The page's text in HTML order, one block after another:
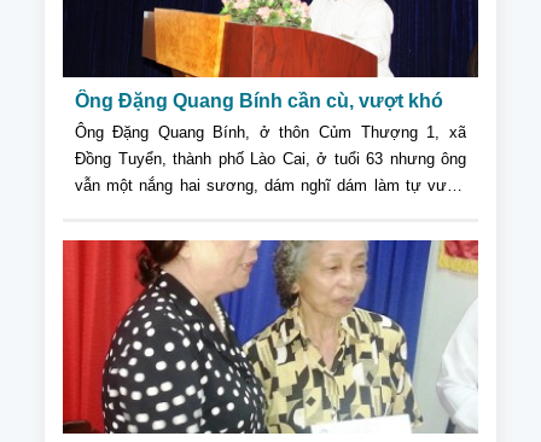
Ông Đặng Quang Bính cần cù, vượt khó
Ông Đặng Quang Bính, ở thôn Củm Thượng 1, xã
Đồng Tuyển, thành phố Lào Cai, ở tuổi 63 nhưng ông
vẫn một nắng hai sương, dám nghĩ dám làm tự vươn